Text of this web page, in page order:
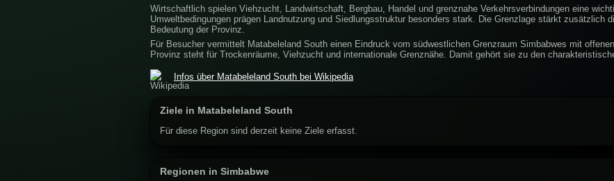
Wirtschaftlich spielen Viehzucht, Landwirtschaft, Bergbau, Handel und grenznahe Verkehrsverbindungen eine
Umweltbedingungen prägen Landnutzung und Siedlungsstruktur besonders stark. Die Grenzlage stärkt zusätzlich
Bedeutung der Provinz.
Für Besucher vermittelt Matabeleland South einen Eindruck vom südwestlichen Grenzraum Simbabwes mit
Provinz steht für Trockenräume, Viehzucht und internationale Grenznähe. Damit gehört sie zu den
Infos über Matabeleland South bei Wikipedia
Ziele in Matabeleland South
Für diese Region sind derzeit keine Ziele erfasst.
Regionen in Simbabwe